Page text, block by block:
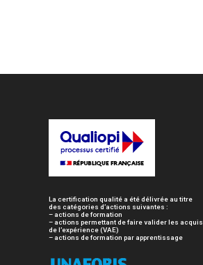
La certification qualité a été délivrée au titre
des catégories d’actions suivantes :
– actions de formation
– actions permettant de faire valider les acquis
de l’expérience (VAE)
– actions de formation par apprentissage